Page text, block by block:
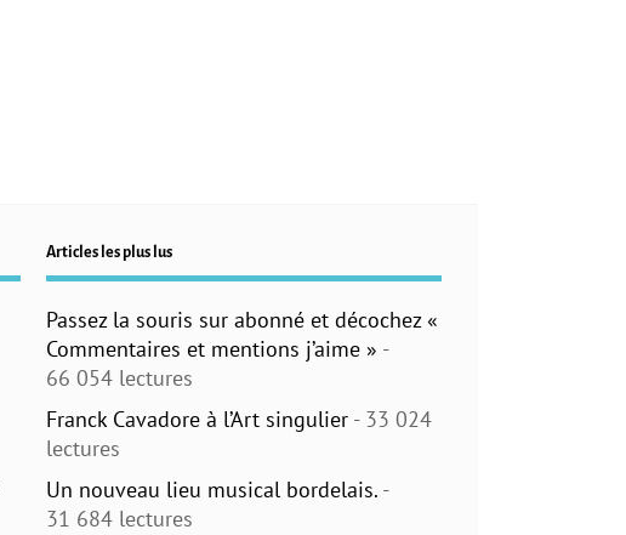
Articles les plus lus
Passez la souris sur abonné et décochez «
Commentaires et mentions j’aime » -
66 054 lectures
Franck Cavadore à l’Art singulier - 33 024
lectures
Un nouveau lieu musical bordelais. -
31 684 lectures